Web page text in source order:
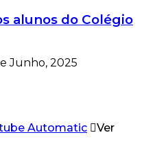
alunos do Colégio
Junho, 2025
Ver